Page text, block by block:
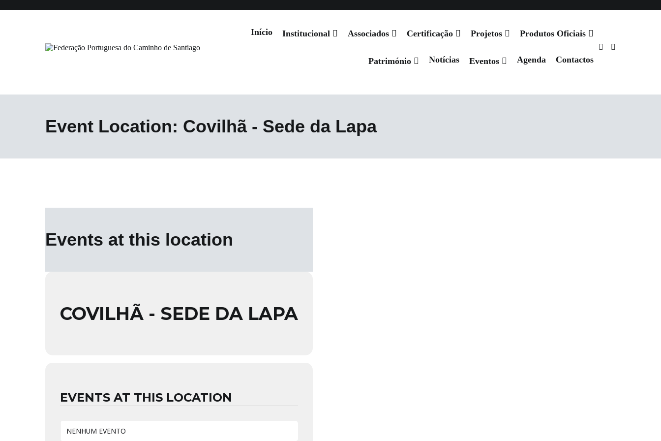
para
Início Institucional Associados Certificação Projetos Produtos Oficiais
Património Notícias Eventos Agenda Contactos
Event Location: Covilhã - Sede da Lapa
Events at this location
COVILHÃ - SEDE DA LAPA
EVENTS AT THIS LOCATION
NENHUM EVENTO